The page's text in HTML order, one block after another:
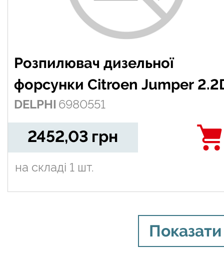
Розпилювач дизельної
форсунки Citroen Jumper
06-
DELPHI 6980551
2452,03 грн
на складі 1 шт.